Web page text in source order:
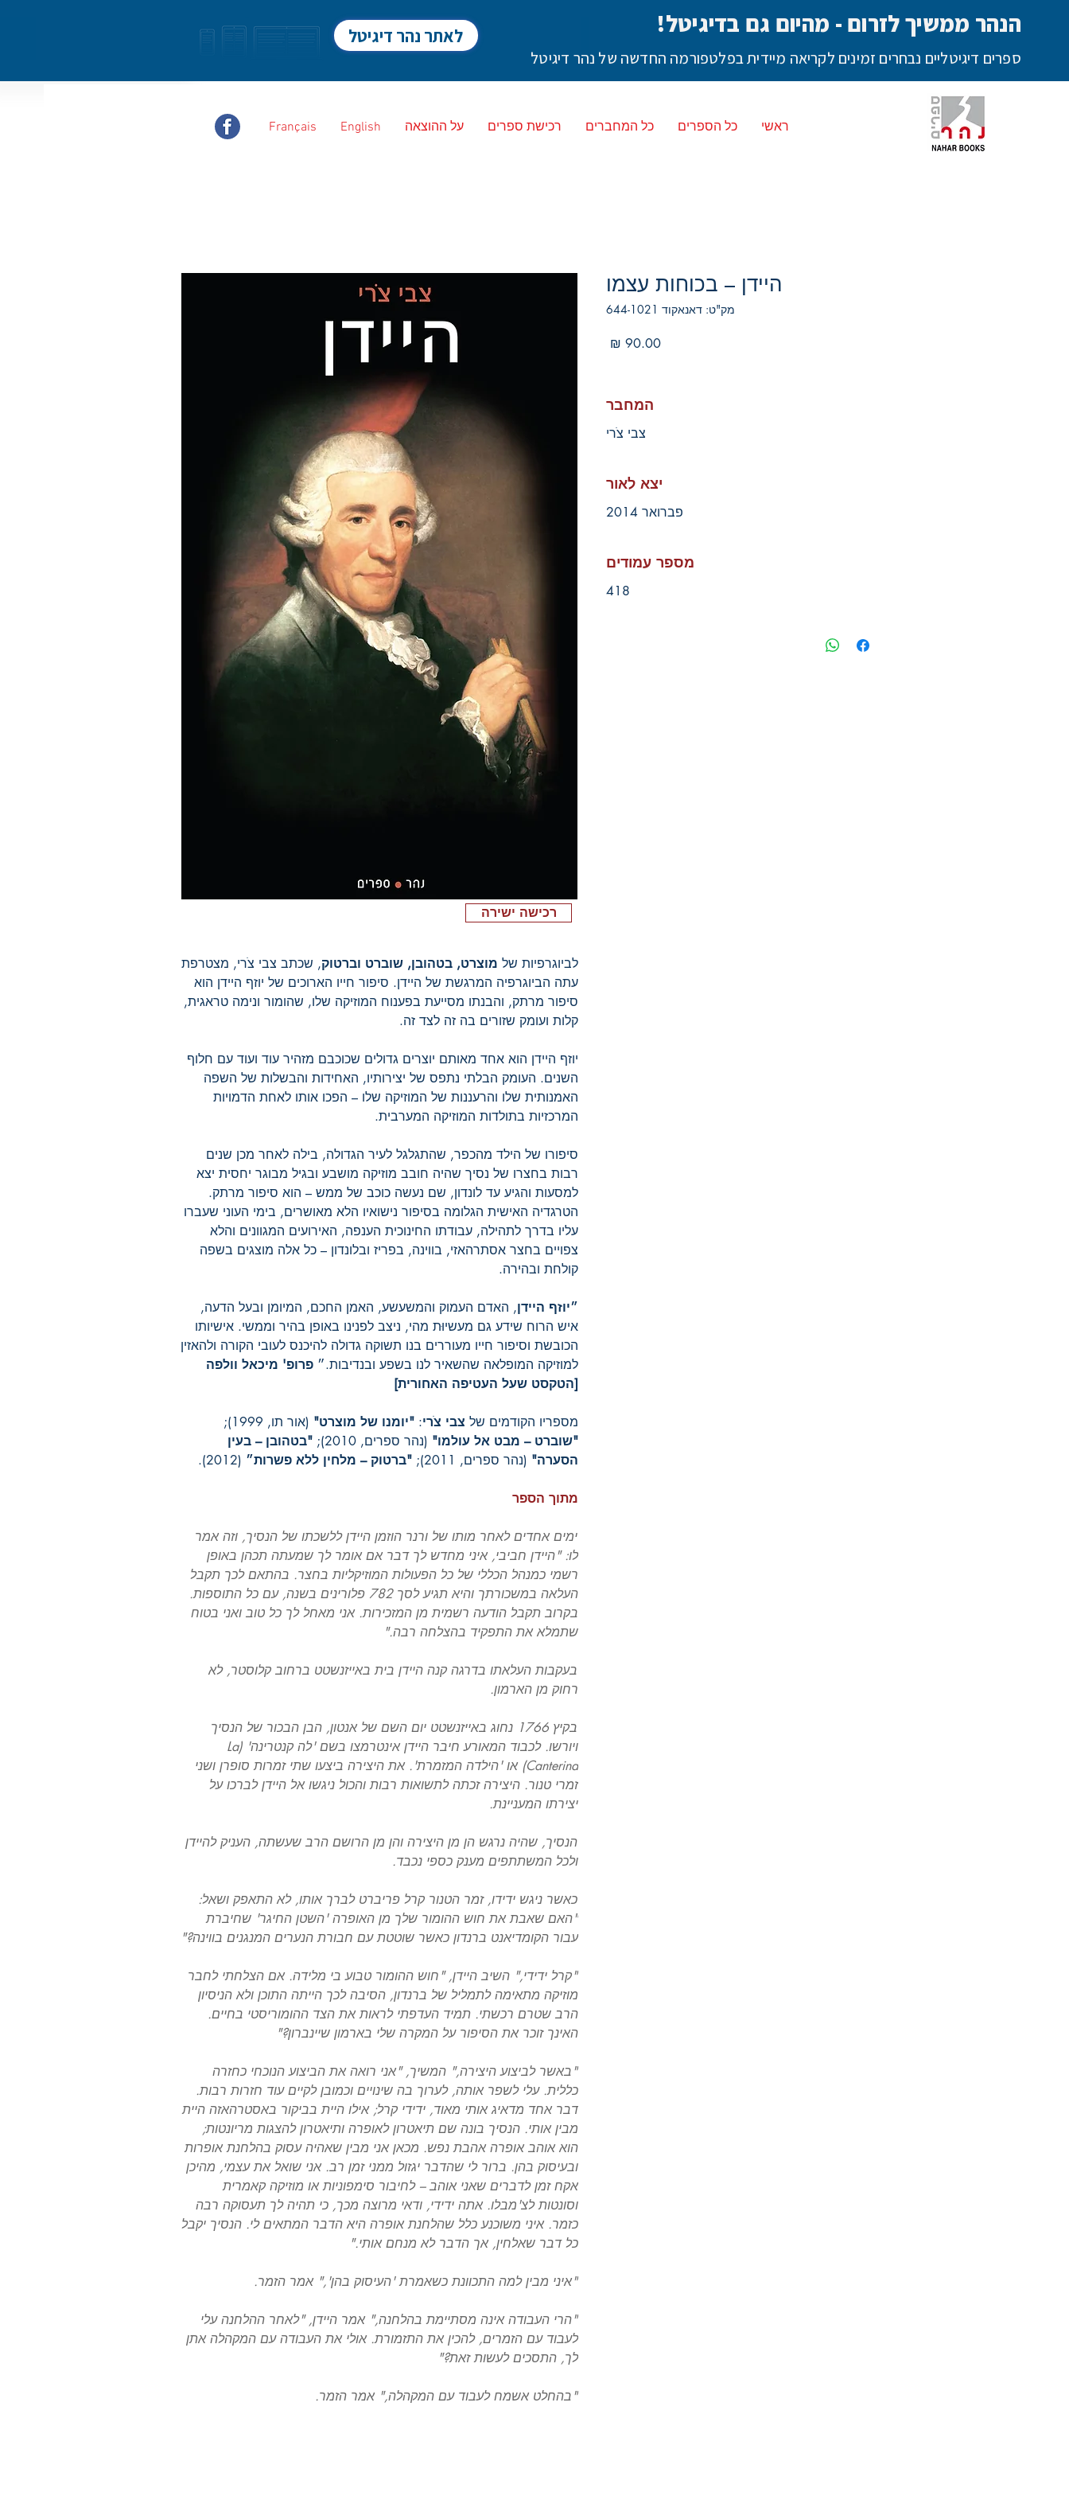
הנהר ממשיך לזרום - מהיום גם בדיגיטל!
ספרים דיגיטליים נבחרים זמינים לקריאה מיידית בפלטפורמה החדשה של נהר דיגיטל
לאתר נהר דיגיטל
Français English על ההוצאה רכישת ספרים כל המחברים כל הספרים ראשי
לביוגרפיות של מוצרט, בטהובן, שוברט וברטוק, שכתב צבי צֹרי, מצטרפת
עתה הביוגרפיה המרגשת של היידן. סיפור חייו הארוכים של יוזף היידן הוא
סיפור מרתק, והבנתו מסייעת בפענוח המוזיקה שלו, שהומור ונימה טראגית,
קלות ועומק שזורים בה זה לצד זה.
יוזף היידן הוא אחד מאותם יוצרים גדולים שכוכבם מזהיר עוד ועוד עם חלוף
השנים. העומק הבלתי נתפס של יצירותיו, האחידות והבשלות של השפה
האמנותית שלו והרעננות של המוזיקה שלו – הפכו אותו לאחת הדמויות
המרכזיות בתולדות המוזיקה המערבית.
סיפורו של הילד מהכפר, שהתגלגל לעיר הגדולה, בילה לאחר מכן שנים
רבות בחצרו של נסיך שהיה חובב מוזיקה מושבע ובגיל מבוגר יחסית יצא
למסעות והגיע עד לונדון, שם נעשה כוכב של ממש – הוא סיפור מרתק.
הטרגדיה האישית הגלומה בסיפור נישואיו הלא מאושרים, בימי העוני שעברו
עליו בדרך לתהילה, עבודתו החינוכית הענפה, האירועים המגוונים והלא
צפויים בחצר אסתרהאזי, בווינה, בפריז ובלונדון – כל אלה מוצגים בשפה
קולחת ובהירה.
״יוזף היידן, האדם העמוק והמשעשע, האמן החכם, המיומן ובעל הדעה,
איש הרוח שידע גם מעשיוּת מהי, ניצב לפנינו באופן בהיר וממשי. אישיותו
הכובשת וסיפור חייו מעוררים בנו תשוקה גדולה להיכנס לעובי הקורה ולהאזין
למוזיקה המופלאה שהשאיר לנו בשפע ובנדיבות.״ פרופ' מיכאל וולפה
[הטקסט שעל העטיפה האחורית]
מספריו הקודמים של צבי צֹרי: "יומנו של מוצרט" (אור תו, 1999);
"שוברט – מבט אל עולמו" (נהר ספרים, 2010);
"בטהובן – בעין
הסערה" (נהר ספרים, 2011); "ברטוק – מלחין ללא פשרות״ (2012).
מתוך הספר
ימים אחדים לאחר מותו של ורנר הוזמן היידן ללשכתו של הנסיך, וזה אמר
לו: "היידן חביבי, איני מחדש לך דבר אם אומר לך שמעתה תכהן באופן
רשמי כמנהל הכללי של כל הפעולות המוזיקליות בחצר. בהתאם לכך תקבל
העלאה במשכורתך והיא תגיע לסך 782 פלורינים בשנה, עם כל התוספות.
בקרוב תקבל הודעה רשמית מן המזכירות. אני מאחל לך כל טוב ואני בטוח
שתמלא את התפקיד בהצלחה רבה."
בעקבות העלאתו בדרגה קנה היידן בית באייזנשטט ברחוב קלוסטר, לא
רחוק מן הארמון.
בקיץ 1766 נחוג באייזנשטט יום השם של אנטון, הבן הבכור של הנסיך
ויורשו. לכבוד המאורע חיבר היידן אינטרמצו בשם 'לה קנטרינה' (La
Canterina) או 'הילדה המזמרת'. את היצירה ביצעו שתי זמרות סופרן ושני
זמרי טנור. היצירה זכתה לתשואות רבות והכול ניגשו אל היידן לברכו על
יצירתו המעניינת.
הנסיך, שהיה נרגש הן מן היצירה והן מן הרושם הרב שעשתה, העניק להיידן
ולכל המשתתפים מענק כספי נכבד.
כאשר ניגש ידידו, זמר הטנור קרל פריברט לברך אותו, לא התאפק ושאל:
"האם שאבת את חוש ההומור שלך מן האופרה 'השטן החיגר' שחיברת
עבור הקומדיאנט ברנדון כאשר שוטטת עם חבורת הנערים המנגנים בווינה?"
"קרל ידידי," השיב היידן, "חוש ההומור טבוע בי מלידה. אם הצלחתי לחבר
מוזיקה מתאימה לתמליל של ברנדון, הסיבה לכך הייתה התוכן ולא הניסיון
הרב שטרם רכשתי. תמיד העדפתי לראות את הצד ההומוריסטי בחיים.
האינך זוכר את הסיפור על המקרה שלי בארמון שיינברון?"
"באשר לביצוע היצירה," המשיך, "אני רואה את הביצוע הנוכחי כחזרה
כללית. עלי לשפר אותה, לערוך בה שינויים וכמובן לקיים עוד חזרות רבות.
דבר אחד מדאיג אותי מאוד, ידידי קרל; אילו היית בביקור באסטרהאזה היית
מבין אותי. הנסיך בונה שם תיאטרון לאופרה ותיאטרון להצגות מריונטות;
הוא אוהב אופרה אהבת נפש. מכאן אני מבין שאהיה עסוק בהלחנת אופרות
ובעיסוק בהן. ברור לי שהדבר יגזול ממני זמן רב. אני שואל את עצמי, מהיכן
אקח זמן לדברים שאני אוהב – לחיבור סימפוניות או מוזיקה קאמרית
וסונטות לצ'מבלו. אתה ידידי, ודאי מרוצה מכך, כי תהיה לך תעסוקה רבה
כזמר. איני משוכנע כלל שהלחנת אופרה היא הדבר המתאים לי. הנסיך יקבל
כל דבר שאלחין, אך הדבר לא מנחם אותי."
"איני מבין למה התכוונת כשאמרת 'העיסוק בהן'," אמר הזמר.
"הרי העבודה אינה מסתיימת בהלחנה," אמר היידן, "לאחר ההלחנה עלי
לעבוד עם הזמרים, להכין את התזמורת. אולי את העבודה עם המקהלה אתן
לך, התסכים לעשות זאת?"
"בהחלט אשמח לעבוד עם המקהלה," אמר הזמר.
היידן – בכוחות עצמו
מק"ט: דאנאקוד 644-1021
המחבר
צבי צֹרי
יצא לאור
פברואר 2014
מספר עמודים
418
רכישה ישירה